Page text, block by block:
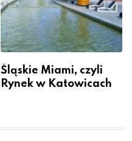
Śląskie Miami, czyli
Rynek w Katowicach